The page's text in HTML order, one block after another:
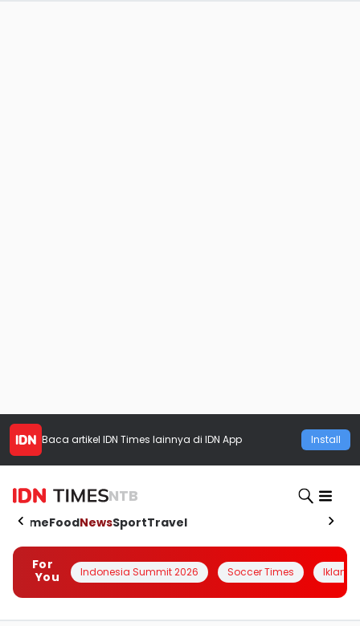
Baca artikel IDN Times lainnya di IDN App Install
NTB
HomeFoodNewsSportTravel
For
You
Indonesia Summit 2026 Soccer Times Iklanin